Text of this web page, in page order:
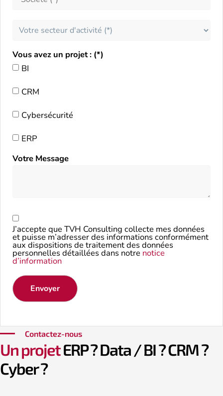
Contactez-nous
Un projetERP ? Data / BI ? CRM ?
Cyber ?
Vous avez un projet : (*)
BI
CRM
Cybersécurité
ERP
Votre Message
J’accepte que TVH Consulting collecte mes données
et puisse m’adresser des informations conformément
aux dispositions de traitement des données
personnelles détaillées dans notre notice
d’information
Envoyer